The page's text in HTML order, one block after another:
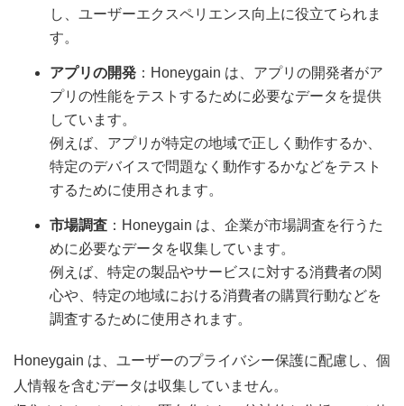
し、ユーザーエクスペリエンス向上に役立てられま
す。
アプリの開発 ：Honeygain は、アプリの開発者がア
プリの性能をテストするために必要なデータを提供
しています。
例えば、アプリが特定の地域で正しく動作するか、
特定のデバイスで問題なく動作するかなどをテスト
するために使用されます。
市場調査 ：Honeygain は、企業が市場調査を行うた
めに必要なデータを収集しています。
例えば、特定の製品やサービスに対する消費者の関
心や、特定の地域における消費者の購買行動などを
調査するために使用されます。
Honeygain は、ユーザーのプライバシー保護に配慮し、個
人情報を含むデータは収集していません。